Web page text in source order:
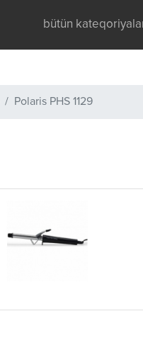
bütün
Polaris PHS 1129